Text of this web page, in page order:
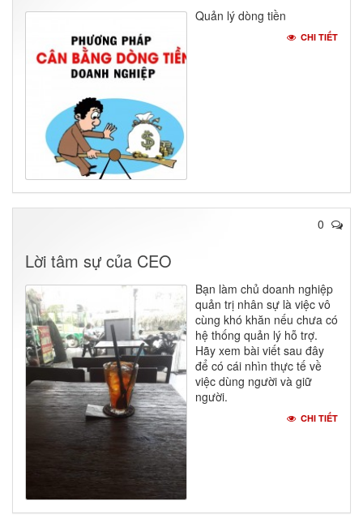
Quản lý dòng tiền
CHI TIẾT
0
Lời tâm sự của CEO
Bạn làm chủ doanh nghiệp
quản trị nhân sự là việc vô
cùng khó khăn nếu chưa có
hệ thống quản lý hỗ trợ.
Hãy xem bài viết sau đây
để có cái nhìn thực tế về
việc dùng người và giữ
người.
CHI TIẾT